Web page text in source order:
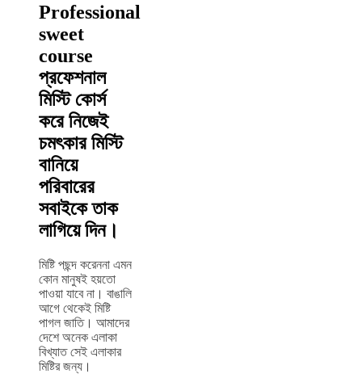
Professional
sweet
course
প্রফেশনাল
মিস্টি কোর্স
করে নিজেই
চমৎকার মিস্টি
বানিয়ে
পরিবারের
সবাইকে তাক
লাগিয়ে দিন।
মিষ্টি পছন্দ করেননা এমন
কোন মানুষই হয়তো
পাওয়া যাবে না। বাঙালি
আগে থেকেই মিষ্টি
পাগল জাতি। আমাদের
দেশে অনেক এলাকা
বিখ্যাত সেই এলাকার
মিষ্টির জন্য।